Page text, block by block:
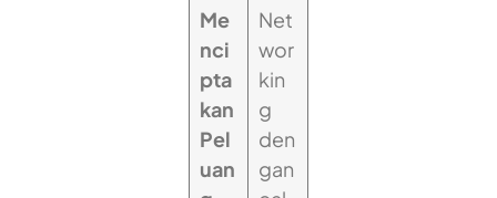
Me
nci
pta
kan
Pel
uan
Net
wor
kin
g
den
gan